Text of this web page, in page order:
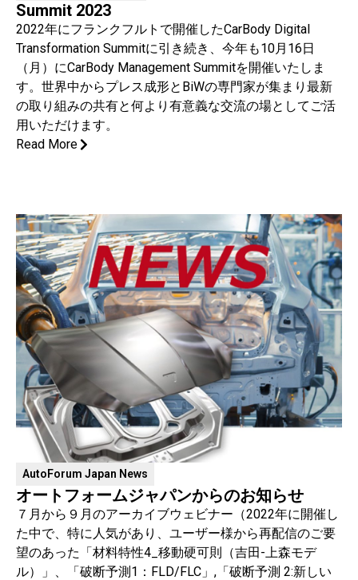
Summit 2023
2022年にフランクフルトで開催したCarBody Digital
Transformation Summitに引き続き、今年も10月16日
（月）にCarBody Management Summitを開催いたしま
す。世界中からプレス成形とBiWの専門家が集まり最新
の取り組みの共有と何より有意義な交流の場としてご活
用いただけます。
Read More
AutoForum Japan News
オートフォームジャパンからのお知らせ
７月から９月のアーカイブウェビナー（2022年に開催し
た中で、特に人気があり、ユーザー様から再配信のご要
望のあった「材料特性4_移動硬可則（吉田-上森モデ
ル）」、「破断予測1：FLD/FLC」,「破断予測 2:新しい